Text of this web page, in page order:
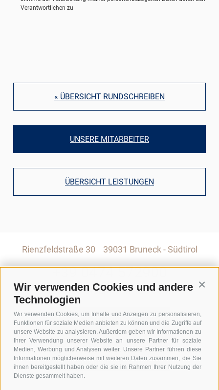
Wir verwenden Cookies und andere
Technologien
Wir verwenden Cookies, um Inhalte und Anzeigen zu personalisieren,
Funktionen für soziale Medien anbieten zu können und die Zugriffe auf
unsere Website zu analysieren. Außerdem geben wir Informationen zu
Ihrer Verwendung unserer Website an unsere Partner für soziale
Medien, Werbung und Analysen weiter. Unsere Partner führen diese
Informationen möglicherweise mit weiteren Daten zusammen, die Sie
ihnen bereitgestellt haben oder die sie im Rahmen Ihrer Nutzung der
Dienste gesammelt haben.
Verantwortlichen zu
« ÜBERSICHT RUNDSCHREIBEN
UNSERE MITARBEITER
ÜBERSICHT LEISTUNGEN
Rienzfeldstraße 30 39031 Bruneck - Südtirol
+39 0474 572900
INFO@GRABER-PARTNER.COM
RIENZFELDSTRASSE 30
GEDI CENTER – 3. STOCK
I-39031 BRUNECK - SÜDTIROL